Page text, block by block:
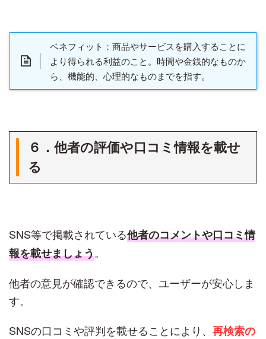
ベネフィット：商品やサービスを購入することに
より得られる利益のこと。時間や金銭的なものか
ら、機能的、心理的なものまでを指す。
６．他者の評価や口コミ情報を載せ
る
SNS等で掲載されている他者のコメントや口コミ情
報を載せましょう。
他者の意見が確認できるので、ユーザーが安心しま
す。
SNSの口コミや評判を載せることにより、 再検索の